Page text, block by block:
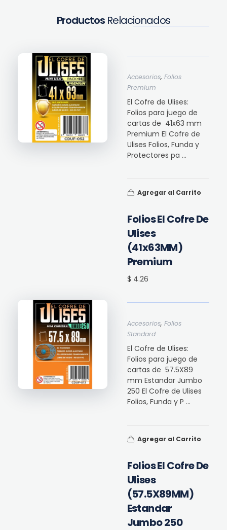
Productos Relacionados
Folios El Cofre De
Ulises
(41x63MM)
Premium
$ 4.26
Accesorios, Folios
Premium
El Cofre de Ulises:
Folios para juego de
cartas de 41x63 mm
Premium El Cofre de
Ulises Folios, Funda y
Protectores pa ...
Agregar al Carrito
Folios El Cofre De
Ulises
(57.5X89MM)
Estandar
Jumbo 250
Accesorios, Folios
Standard
El Cofre de Ulises:
Folios para juego de
cartas de 57.5X89
mm Estandar Jumbo
250 El Cofre de Ulises
Folios, Funda y P ...
Agregar al Carrito